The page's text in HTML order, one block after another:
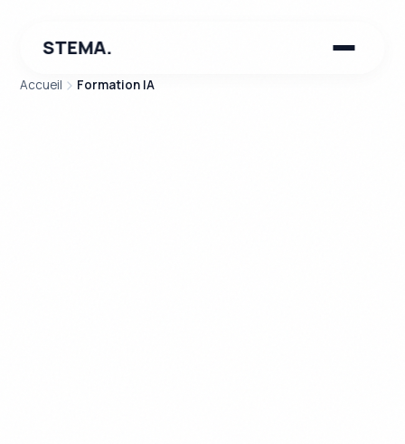
STEMA.
Accueil Formation IA